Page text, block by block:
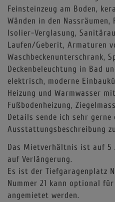
Feinsteinzeug am Boden,
Wänden in den
Isolier-Verglasung,
Laufen/Geberit, Armaturen
Waschbeckenunterschrank,
Deckenbeleuchtung in Bad
elektrisch, moderne
Heizung und Warmwasser
Fußbodenheizung,
Details sende ich sehr gerne
Ausstattungsbeschreibung
Das Mietverhältnis ist auf
auf Verlängerung.
Es ist der Tiefgaragenplatz
Nummer 21 kann optional
angemietet werden.